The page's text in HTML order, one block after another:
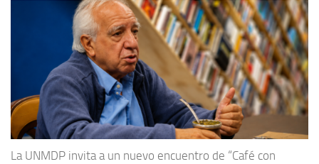
La UNMDP invita a un nuevo encuentro de “Café con